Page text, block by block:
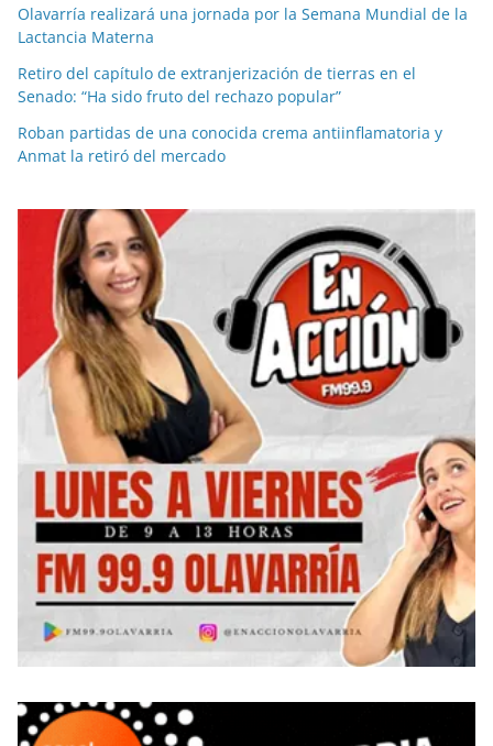
Olavarría realizará una jornada por la Semana Mundial de la
Lactancia Materna
Retiro del capítulo de extranjerización de tierras en el
Senado: “Ha sido fruto del rechazo popular”
Roban partidas de una conocida crema antiinflamatoria y
Anmat la retiró del mercado